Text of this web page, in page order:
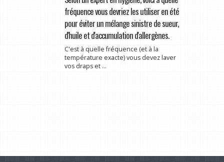
fréquence vous devriez les utiliser en été
pour éviter un mélange sinistre de sueur,
d'huile et d'accumulation d'allergènes.
C'est à quelle fréquence (et à la
température exacte) vous devez laver
vos draps et ...